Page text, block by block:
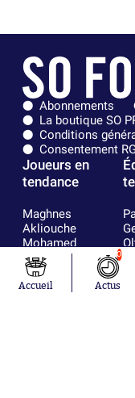
Abonnements
La boutique SO
Conditions
Consentement
Joueurs en
tendance
Maghnes
Akliouche
Mohamed
Salah
Lionel Messi
Ferrán Torres
Accueil
0
Actus